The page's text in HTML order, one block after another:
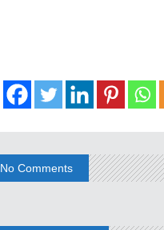
No Comments